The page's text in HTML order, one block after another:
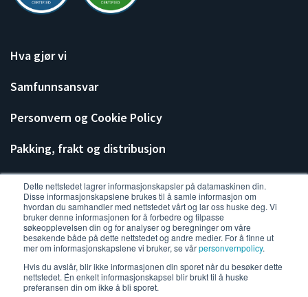
Dette nettstedet lagrer informasjonskapsler på datamaskinen din.
Disse informasjonskapslene brukes til å samle informasjon om
hvordan du samhandler med nettstedet vårt og lar oss huske deg. Vi
bruker denne informasjonen for å forbedre og tilpasse
søkeopplevelsen din og for analyser og beregninger om våre
besøkende både på dette nettstedet og andre medier. For å finne ut
mer om informasjonskapslene vi bruker, se vårpersonvernpolicy.
Hvis du avslår, blir ikke informasjonen din sporet når du besøker dette
nettstedet. Én enkelt informasjonskapsel blir brukt til å huske
preferansen din om ikke å bli sporet.
Hva gjør vi
Samfunnsansvar
Personvern og Cookie Policy
Pakking, frakt og distribusjon